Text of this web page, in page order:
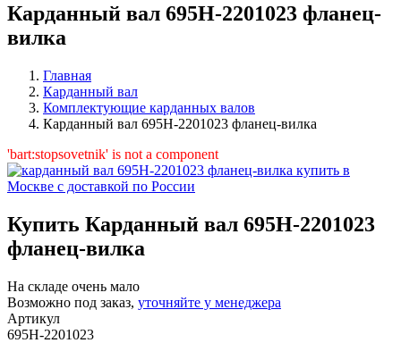
Карданный вал 695Н-2201023 фланец-
вилка
Главная
Карданный вал
Комплектующие карданных валов
Карданный вал 695Н-2201023 фланец-вилка
'bart:stopsovetnik' is not a component
Купить Карданный вал 695Н-2201023
фланец-вилка
На складе очень мало
Возможно под заказ, уточняйте у менеджера
Артикул
695Н-2201023